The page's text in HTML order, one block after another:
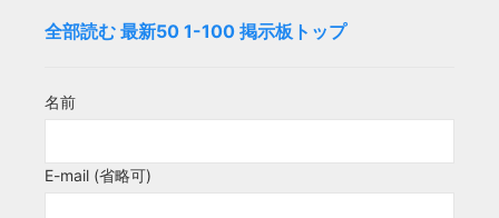
全部読む 最新50 1-100 掲示板トップ
名前
E-mail (省略可)